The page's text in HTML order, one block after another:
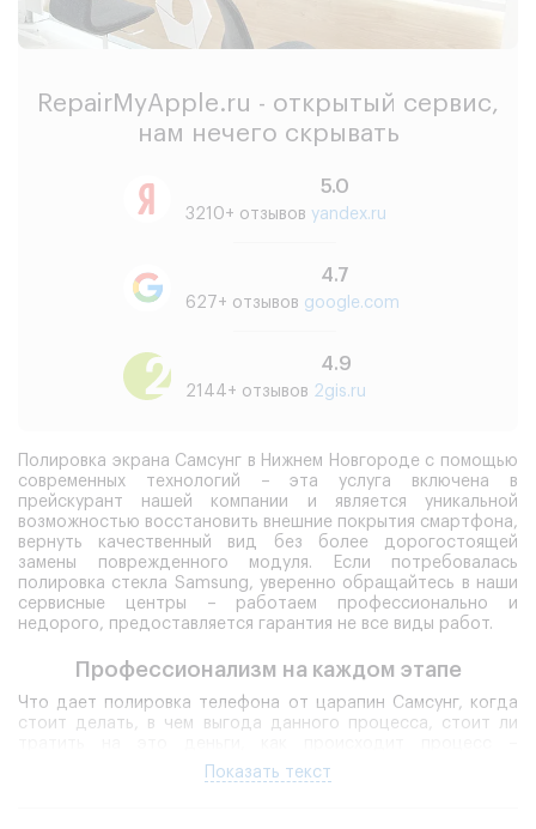
RepairMyApple.ru - открытый сервис,
нам нечего скрывать
5.0
3210+ отзывов yandex.ru
4.7
627+ отзывов google.com
4.9
2144+ отзывов 2gis.ru
Полировка экрана Самсунг в Нижнем Новгороде с помощью
современных технологий – эта услуга включена в
прейскурант нашей компании и является уникальной
возможностью восстановить внешние покрытия смартфона,
вернуть качественный вид без более дорогостоящей
замены поврежденного модуля. Если потребовалась
полировка стекла Samsung, уверенно обращайтесь в наши
сервисные центры – работаем профессионально и
недорого, предоставляется гарантия не все виды работ.
Профессионализм на каждом этапе
Что дает полировка телефона от царапин Самсунг, когда
стоит делать, в чем выгода данного процесса, стоит ли
подобные вопросы вполне имеют место быть, на них легко
ответит каждый грамотный инженер нашей компании.
Показать текст